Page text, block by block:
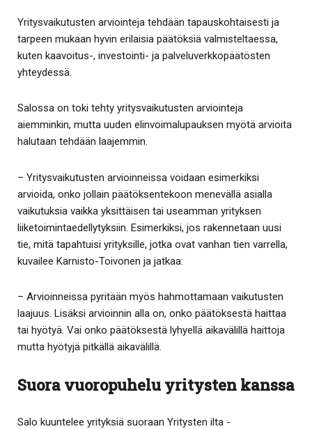
Yritysvaikutusten arviointeja tehdään tapauskohtaisesti ja
tarpeen mukaan hyvin erilaisia päätöksiä valmisteltaessa,
kuten kaavoitus-, investointi- ja palveluverkkopäätösten
yhteydessä.
Salossa on toki tehty yritysvaikutusten arviointeja
aiemminkin, mutta uuden elinvoimalupauksen myötä arvioita
halutaan tehdään laajemmin.
– Yritysvaikutusten arvioinneissa voidaan esimerkiksi
arvioida, onko jollain päätöksentekoon menevällä asialla
vaikutuksia vaikka yksittäisen tai useamman yrityksen
liiketoimintaedellytyksiin. Esimerkiksi, jos rakennetaan uusi
tie, mitä tapahtuisi yrityksille, jotka ovat vanhan tien varrella,
kuvailee Karnisto-Toivonen ja jatkaa:
– Arvioinneissa pyritään myös hahmottamaan vaikutusten
laajuus. Lisäksi arvioinnin alla on, onko päätöksestä haittaa
tai hyötyä. Vai onko päätöksestä lyhyellä aikavälillä haittoja
mutta hyötyjä pitkällä aikavälillä.
Suora vuoropuhelu yritysten kanssa
Salo kuuntelee yrityksiä suoraan Yritysten ilta -